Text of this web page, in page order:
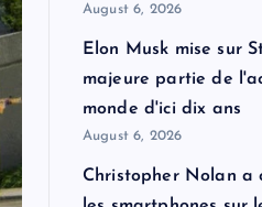
August 6, 2026
Elon Musk mise sur
majeure partie de
monde d'ici dix ans
August 6, 2026
Christopher Nolan a